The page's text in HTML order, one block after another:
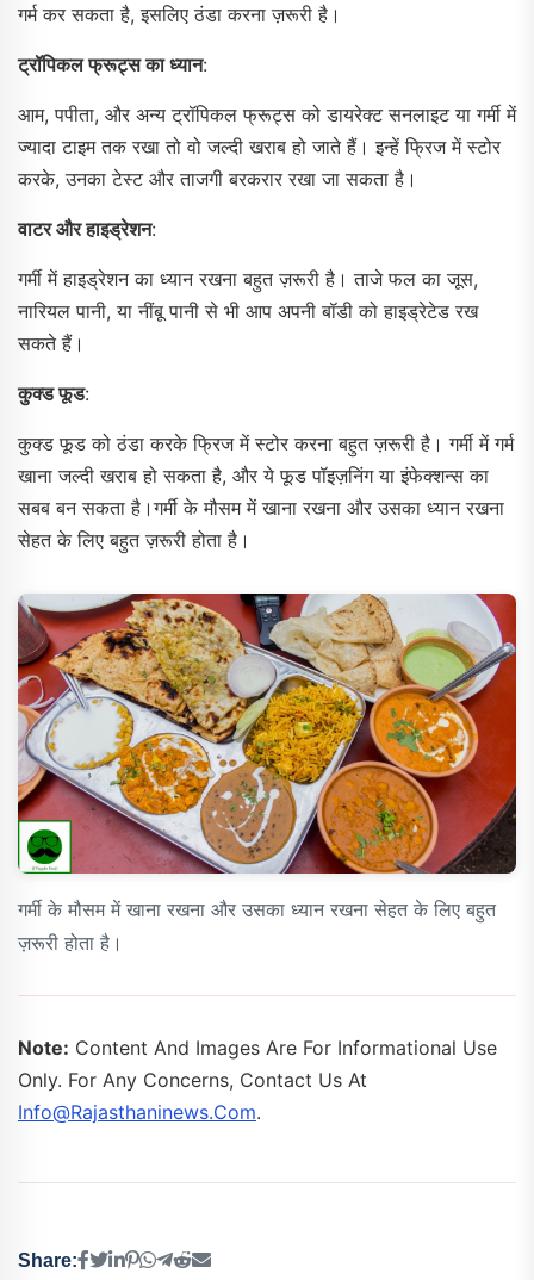
गर्म कर सकता है, इसलिए ठंडा करना ज़रूरी है।
ट्रॉपिकल फ्रूट्स का ध्यान:
आम, पपीता, और अन्य ट्रॉपिकल फ्रूट्स को डायरेक्ट सनलाइट या गर्मी में
ज्यादा टाइम तक रखा तो वो जल्दी खराब हो जाते हैं। इन्हें फ्रिज में स्टोर
करके, उनका टेस्ट और ताजगी बरकरार रखा जा सकता है।
वाटर और हाइड्रेशन:
गर्मी में हाइड्रेशन का ध्यान रखना बहुत ज़रूरी है। ताजे फल का जूस,
नारियल पानी, या नींबू पानी से भी आप अपनी बॉडी को हाइड्रेटेड रख
सकते हैं।
कुक्ड फूड:
कुक्ड फूड को ठंडा करके फ्रिज में स्टोर करना बहुत ज़रूरी है। गर्मी में गर्म
खाना जल्दी खराब हो सकता है, और ये फूड पॉइज़निंग या इंफेक्शन्स का
सबब बन सकता है।गर्मी के मौसम में खाना रखना और उसका ध्यान रखना
सेहत के लिए बहुत ज़रूरी होता है।
गर्मी के मौसम में खाना रखना और उसका ध्यान रखना सेहत के लिए बहुत
ज़रूरी होता है।
Note: Content And Images Are For Informational Use
Only. For Any Concerns, Contact Us At
Info@rajasthaninews.com.
Share: